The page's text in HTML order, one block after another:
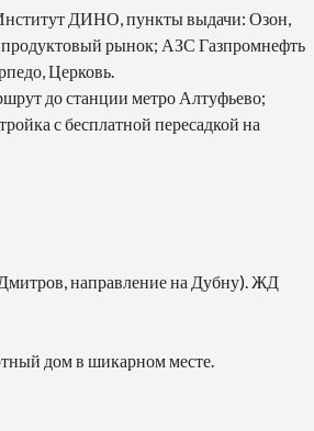
ДИНО, пункты выдачи: Озон,
рынок; АЗС Газпромнефть
Церковь.
до станции метро Алтуфьево;
с бесплатной пересадкой на
направление на Дубну). ЖД
дом в шикарном месте.